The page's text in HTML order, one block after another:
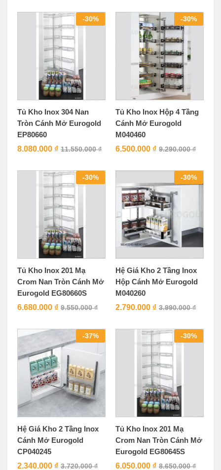
-30%
Tủ Kho Inox 304 Nan
Tròn Cánh Mở Eurogold
EP80660
8.080.000 ₫ 11.550.000₫
-30%
Tủ Kho Inox Hộp 4 Tầng
Cánh Mở Eurogold
M040460
6.500.000 ₫ 9.290.000₫
-30%
Tủ Kho Inox 201 Mạ
Crom Nan Tròn Cánh Mở
Eurogold EG80660S
6.680.000 ₫ 9.550.000₫
-30%
Hệ Giá Kho 2 Tầng Inox
Hộp Cánh Mở Eurogold
M040260
2.790.000 ₫ 3.990.000₫
-37%
Hệ Giá Kho 2 Tầng Inox
Cánh Mở Eurogold
CP040245
2.340.000 ₫ 3.720.000₫
-30%
Tủ Kho Inox 201 Mạ
Crom Nan Tròn Cánh Mở
Eurogold EG80645S
6.050.000 ₫ 8.650.000₫